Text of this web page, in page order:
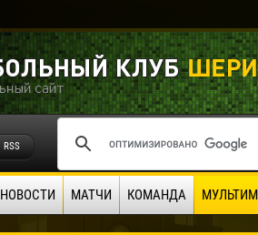
RSS
НОВОСТИ МАТЧИ КОМАНДА